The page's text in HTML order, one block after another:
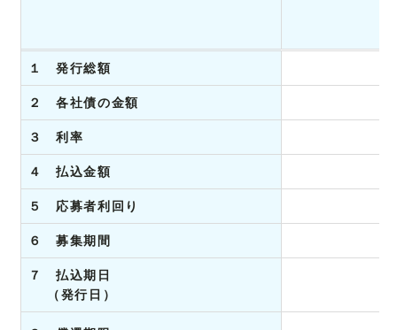
１ 発行総額
２ 各社債の金額
３ 利率
４ 払込金額
５ 応募者利回り
６ 募集期間
７ 払込期日
（発行日）